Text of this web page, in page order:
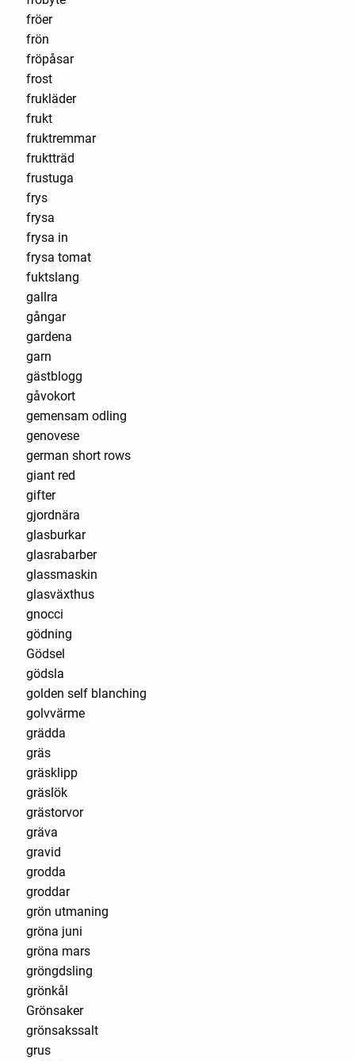
fröer
frön
fröpåsar
frost
frukläder
frukt
fruktremmar
fruktträd
frustuga
frys
frysa
frysa in
frysa tomat
fuktslang
gallra
gångar
gardena
garn
gästblogg
gåvokort
gemensam odling
genovese
german short rows
giant red
gifter
gjordnära
glasburkar
glasrabarber
glassmaskin
glasväxthus
gnocci
gödning
Gödsel
gödsla
golden self blanching
golvvärme
grädda
gräs
gräsklipp
gräslök
grästorvor
gräva
gravid
grodda
groddar
grön utmaning
gröna juni
gröna mars
gröngdsling
grönkål
Grönsaker
grönsakssalt
grus